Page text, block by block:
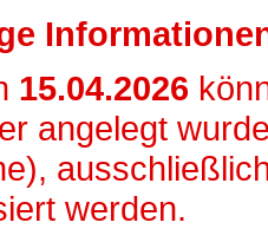
15.04.2026
angelegt
werden.